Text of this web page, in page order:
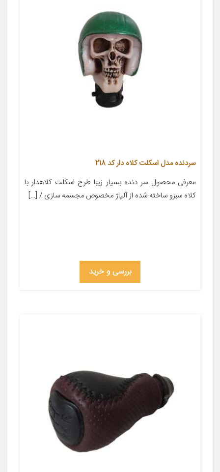
سردنده مدل اسکلت کلاه دار کد 218
معرفی محصول سر دنده بسیار زیبا طرح اسکلت کلاهدار با
کلاه سبزو ساخته شده از آلیاژ مخصوص مجسمه سازی / […]
بررسی و خرید